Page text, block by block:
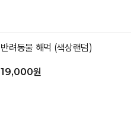
반려동물 해먹 (색상랜덤)
19,000원